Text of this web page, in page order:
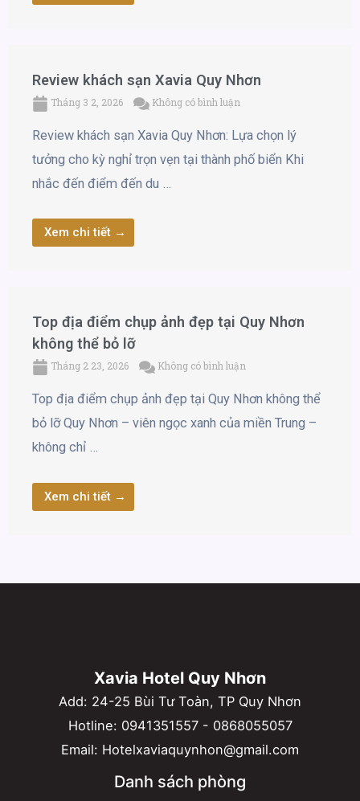
Review khách sạn Xavia Quy Nhơn
Tháng 3 2, 2026 Không có bình luận
Review khách sạn Xavia Quy Nhơn: Lựa chọn lý
tưởng cho kỳ nghỉ trọn vẹn tại thành phố biển Khi
nhắc đến điểm đến du …
Xem chi tiết →
Top địa điểm chụp ảnh đẹp tại Quy Nhơn
không thể bỏ lỡ
Tháng 2 23, 2026 Không có bình luận
Top địa điểm chụp ảnh đẹp tại Quy Nhơn không thể
bỏ lỡ Quy Nhơn – viên ngọc xanh của miền Trung –
không chỉ …
Xem chi tiết →
Xavia Hotel Quy Nhơn
Add: 24-25 Bùi Tư Toàn, TP Quy Nhơn
Hotline: 0941351557- 0868055057
Email: Hotelxaviaquynhon@gmail.com
Danh sách phòng